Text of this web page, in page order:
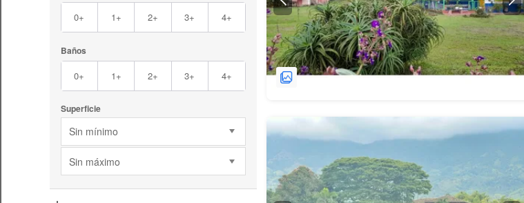
0+ 1+ 2+ 3+ 4+
Baños
0+ 1+ 2+ 3+ 4+
Superficie
Sin mínimo
Sin máximo